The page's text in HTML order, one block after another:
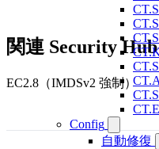
Config
自動修復
関連 Security
EC2.8（IMDSv2 強制）